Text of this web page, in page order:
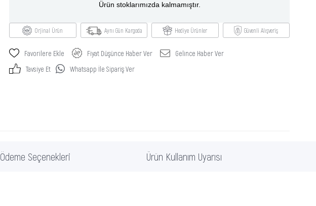
Ürün stoklarımızda kalmamıştır.
Orjinal Ürün Aynı Gün Kargoda Hediye Ürünler Güvenli Alışveriş
Favorilere Ekle Fiyat Düşünce Haber Ver
Gelince Haber Ver
Tavsiye Et
Whatsapp İle Sipariş Ver
Ödeme Seçenekleri Ürün Kullanım Uyarısı